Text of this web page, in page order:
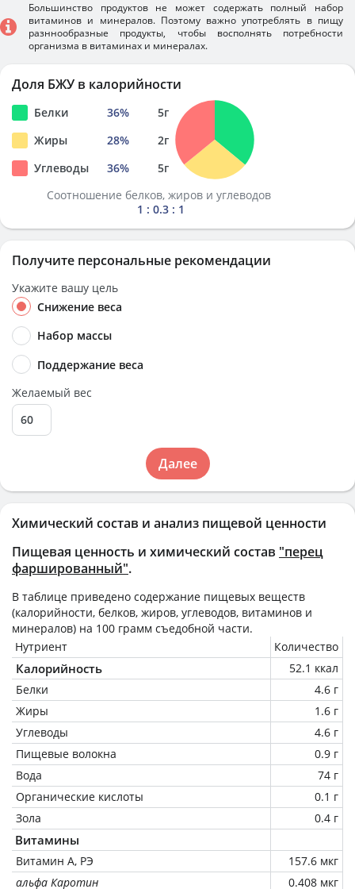
Химический состав и анализ пищевой ценности
Пищевая ценность и химический состав "перец
фаршированный".
В таблице приведено содержание пищевых веществ
(калорийности, белков, жиров, углеводов, витаминов и
минералов) на 100 грамм съедобной части.
Нутриент
Количество
Калорийность
52.1 ккал
Белки
4.6 г
Жиры
1.6 г
Углеводы
4.6 г
Пищевые волокна
0.9 г
Вода
74 г
Органические кислоты
0.1 г
Зола
0.4 г
Витамины
Витамин А, РЭ
157.6 мкг
альфа Каротин
0.408 мкг
Большинство продуктов не может содержать полный набор
витаминов и минералов. Поэтому важно употреблять в пищу
разннообразные продукты, чтобы восполнять потребности
организма в витаминах и минералах.
Доля БЖУ в калорийности
Белки 36% 5г
Жиры
28% 2г
Углеводы
36% 5г
Соотношение белков, жиров и углеводов
1 : 0.3 : 1
Получите персональные рекомендации
Укажите вашу цель
Снижение веса
Набор массы
Поддержание веса
Желаемый вес
Далее